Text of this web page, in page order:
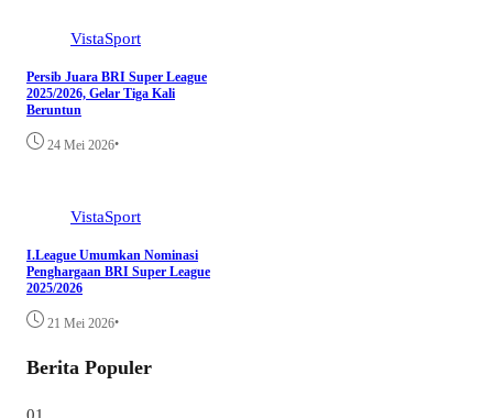
VistaSport
Persib Juara BRI Super League
2025/2026, Gelar Tiga Kali
Beruntun
24 Mei 2026•
VistaSport
I.League Umumkan Nominasi
Penghargaan BRI Super League
2025/2026
21 Mei 2026•
Berita Populer